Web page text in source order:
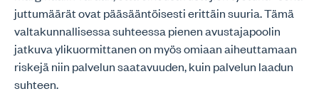
juttumäärät ovat pääsääntöisesti erittäin suuria. Tämä
valtakunnallisessa suhteessa pienen avustajapoolin
jatkuva ylikuormittanen on myös omiaan aiheuttamaan
riskejä niin palvelun saatavuuden, kuin palvelun laadun
suhteen.